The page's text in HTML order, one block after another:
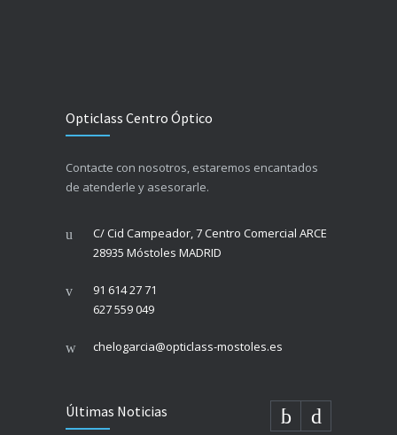
Opticlass Centro Óptico
Contacte con nosotros, estaremos encantados
de atenderle y asesorarle.
C/ Cid Campeador, 7 Centro Comercial ARCE
28935 Móstoles MADRID
91 614 27 71
627 559 049
chelogarcia@opticlass-mostoles.es
Últimas Noticias